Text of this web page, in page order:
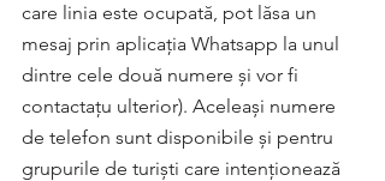
care linia este ocupată, pot lăsa un
mesaj prin aplicația Whatsapp la unul
dintre cele două numere și vor fi
contactațu ulterior). Aceleași numere
de telefon sunt disponibile și pentru
grupurile de turiști care intenționează